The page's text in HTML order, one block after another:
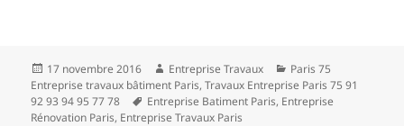
Publié
le
17 novembre 2016 Auteur
Entreprise Travaux Catégories
Paris 75
Entreprise travaux bâtiment Paris,Travaux Entreprise Paris 75 91
92 93 94 95 77 78
Mots-
clés
Entreprise Batiment Paris, Entreprise
Rénovation Paris, Entreprise Travaux Paris